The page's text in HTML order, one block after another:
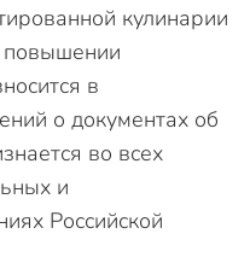
кулинарии
повышении
в
о документах об
во всех
и
Российской